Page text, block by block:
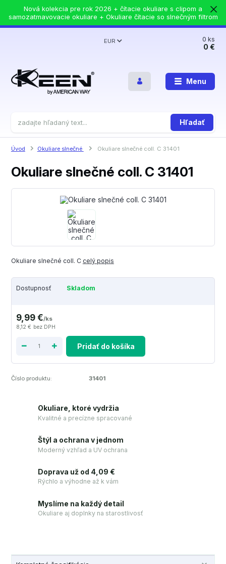
Nová kolekcia pre rok 2026 + čítacie okuliare s clipom a
samozatmavovacie okuliare + Okuliare čítacie so slnečným filtrom
Menu
EUR
Hľadať
0ks
0 €
Úvod Okuliare slnečné Okuliare slnečné coll. C 31401
Okuliare slnečné coll. C 31401
Okuliare slnečné coll. C celý popis
Dostupnosť Skladom
9,99 €/ks
8,12 € bez DPH
Pridať do košíka
Číslo produktu: 31401
Okuliare, ktoré vydržia
Kvalitné a precízne spracované
Štýl a ochrana v jednom
Moderný vzhľad a UV ochrana
Doprava už od 4,09 €
Rýchlo a výhodne až k vám
Myslíme na každý detail
Okuliare aj doplnky na starostlivosť